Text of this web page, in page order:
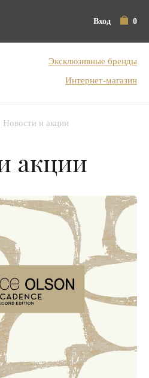
Вход 0
Эксклюзивные бренды
Интернет-магазин
Новости и акции
акции